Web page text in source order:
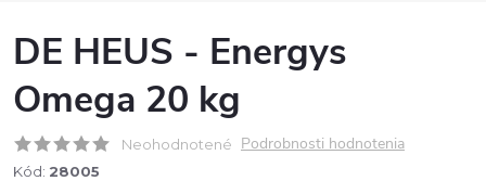
DE HEUS - Energys
Omega 20 kg
Neohodnotené Podrobnosti hodnotenia
Kód: 28005